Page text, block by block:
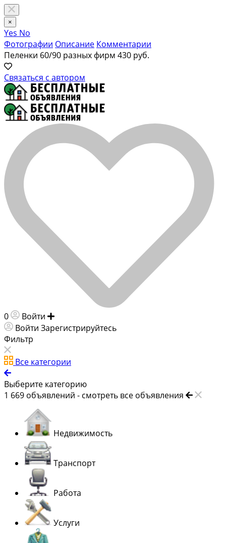
×
Yes No
Фотографии Описание Комментарии
Пеленки 60/90 разных фирм 430 руб.
Связаться с автором
0 Войти
Войти Зарегистрируйтесь
Фильтр
Все категории
Выберите категорию
1 669 объявлений - смотреть все объявления
Недвижимость
Транспорт
Работа
Услуги